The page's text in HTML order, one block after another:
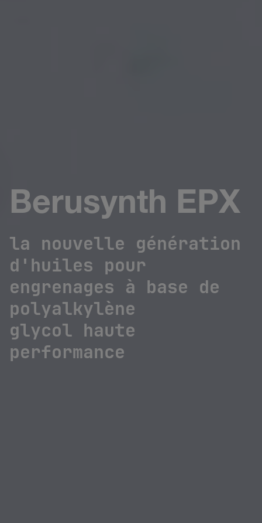
Berusynth EPX
la nouvelle génération
d'huiles pour
engrenages à base de
polyalkylène
glycol haute
performance